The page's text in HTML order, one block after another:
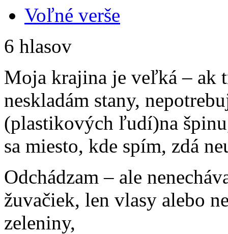
Voľné verše
6 hlasov
Moja krajina je veľká – ak
neskladám stany,
(plastikových ľudí)na
sa miesto, kde spím, zdá
Odchádzam – ale
žuvačiek, len vlasy alebo
zeleniny,